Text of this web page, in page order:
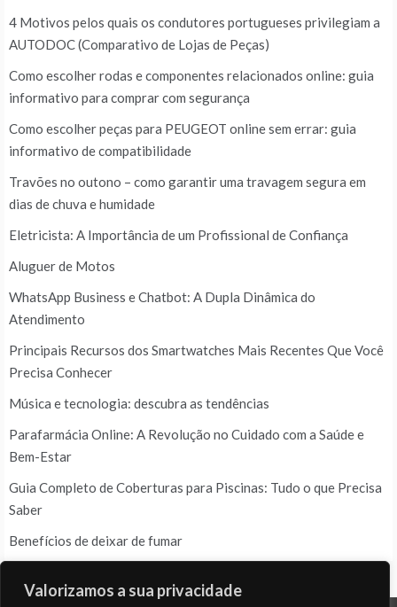
Valorizamos a sua privacidade
4 Motivos pelos quais os condutores portugueses privilegiam a
AUTODOC (Comparativo de Lojas de Peças)
Como escolher rodas e componentes relacionados online: guia
informativo para comprar com segurança
Como escolher peças para PEUGEOT online sem errar: guia
informativo de compatibilidade
Travões no outono – como garantir uma travagem segura em
dias de chuva e humidade
Eletricista: A Importância de um Profissional de Confiança
Aluguer de Motos
WhatsApp Business e Chatbot: A Dupla Dinâmica do
Atendimento
Principais Recursos dos Smartwatches Mais Recentes Que Você
Precisa Conhecer
Música e tecnologia: descubra as tendências
Parafarmácia Online: A Revolução no Cuidado com a Saúde e
Bem-Estar
Guia Completo de Coberturas para Piscinas: Tudo o que Precisa
Saber
Benefícios de deixar de fumar